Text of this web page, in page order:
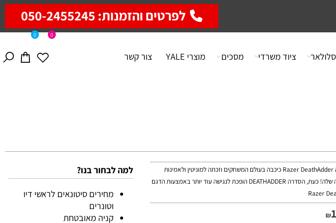
לפרטים והזמנות: 050-2455245
0 0
ציוד משרדי מסכים מוצרי YALE צור קשר
במשך יותר מעשור, הסידרה Razer DeathAdder כיכבה בעולם המשחקים וזכתה למוניטין ולאמינות
למה לבחור בנו?
מחירים סיטונאים לראשי דיו
וטונרים